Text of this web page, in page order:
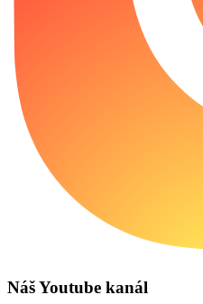
Náš Youtube kanál